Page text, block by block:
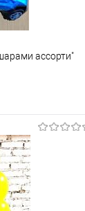
ассорти"
Сравнение
Под заказ